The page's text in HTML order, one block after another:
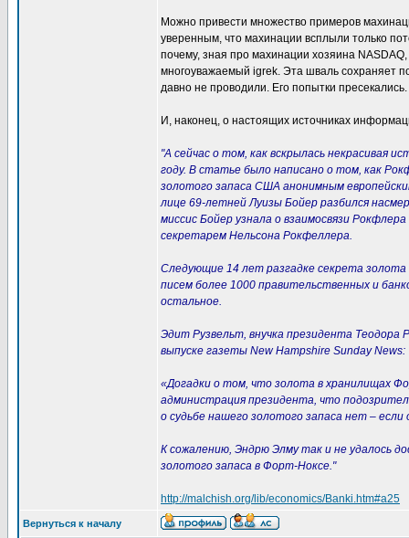
Можно привести множество примеров
уверенным, что махинации всплыли только
почему, зная про махинации хозяина
многоуважаемый igrek. Эта шваль сохраняет
давно не проводили. Его попытки пресекались.
И, наконец, о настоящих источниках
"А сейчас о том, как вскрылась некрасивая
году. В статье было написано о том, как
золотого запаса США анонимным
лице 69-летней Луизы Бойер разбился
миссис Бойер узнала о взаимосвязи
секретарем Нельсона Рокфеллера.
Следующие 14 лет разгадке секрета
писем более 1000 правительственных и
остальное.
Эдит Рузвельт, внучка президента Теодора
выпуске газеты New Hampshire Sunday News:
«Догадки о том, что золота в хранилищах
администрация президента, что
о судьбе нашего золотого запаса нет –
К сожалению, Эндрю Элму так и не удалось
золотого запаса в Форт-Ноксе."
http://malchish.org/lib/economics/Banki.htm#a25
Вернуться к началу